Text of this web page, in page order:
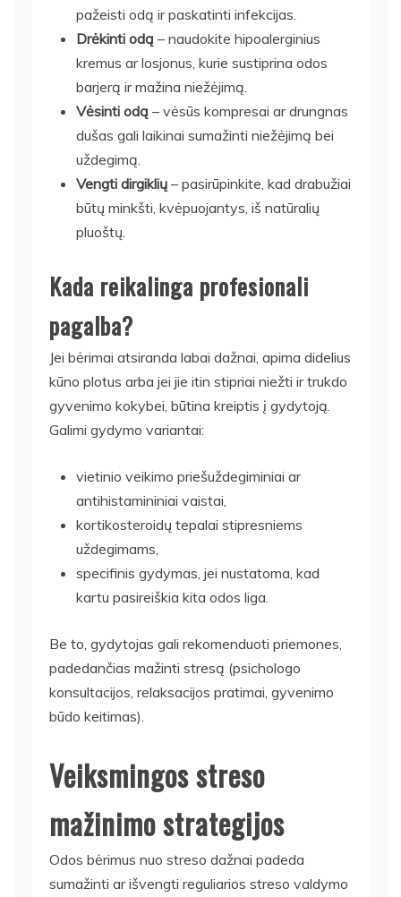
pažeisti odą ir paskatinti infekcijas.
Drėkinti odą – naudokite hipoalerginius
kremus ar losjonus, kurie sustiprina odos
barjerą ir mažina niežėjimą.
Vėsinti odą – vėsūs kompresai ar drungnas
dušas gali laikinai sumažinti niežėjimą bei
uždegimą.
Vengti dirgiklių – pasirūpinkite, kad drabužiai
būtų minkšti, kvėpuojantys, iš natūralių
pluoštų.
Kada reikalinga profesionali
pagalba?
Jei bėrimai atsiranda labai dažnai, apima didelius
kūno plotus arba jei jie itin stipriai niežti ir trukdo
gyvenimo kokybei, būtina kreiptis į gydytoją.
Galimi gydymo variantai:
vietinio veikimo priešuždegiminiai ar
antihistamininiai vaistai,
kortikosteroidų tepalai stipresniems
uždegimams,
specifinis gydymas, jei nustatoma, kad
kartu pasireiškia kita odos liga.
Be to, gydytojas gali rekomenduoti priemones,
padedančias mažinti stresą (psichologo
konsultacijos, relaksacijos pratimai, gyvenimo
būdo keitimas).
Veiksmingos streso
mažinimo strategijos
Odos bėrimus nuo streso dažnai padeda
sumažinti ar išvengti reguliarios streso valdymo